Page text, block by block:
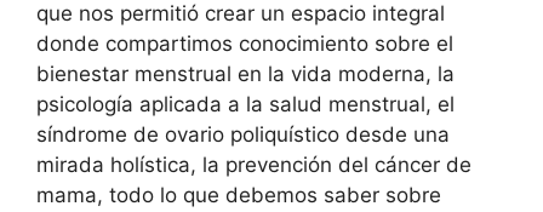
que nos permitió crear un espacio integral
donde compartimos conocimiento sobre el
bienestar menstrual en la vida moderna, la
psicología aplicada a la salud menstrual, el
síndrome de ovario poliquístico desde una
mirada holística, la prevención del cáncer de
mama, todo lo que debemos saber sobre